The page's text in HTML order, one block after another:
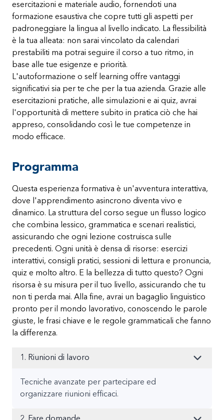
esercitazioni e materiale audio, fornendoti una
formazione esaustiva che copre tutti gli aspetti per
padroneggiare la lingua al livello indicato. La flessibilità
è la tua alleata: non sarai vincolato da calendari
prestabiliti ma potrai seguire il corso a tuo ritmo, in
base alle tue esigenze e priorità.
L'autoformazione o self learning offre vantaggi
significativi sia per te che per la tua azienda. Grazie alle
esercitazioni pratiche, alle simulazioni e ai quiz, avrai
l'opportunità di mettere subito in pratica ciò che hai
appreso, consolidando così le tue competenze in
modo efficace.
Programma
Questa esperienza formativa è un'avventura interattiva,
dove l'apprendimento asincrono diventa vivo e
dinamico. La struttura del corso segue un flusso logico
che combina lessico, grammatica e scenari realistici,
assicurando che ogni lezione costruisca sulle
precedenti. Ogni unità è densa di risorse: esercizi
interattivi, consigli pratici, sessioni di lettura e pronuncia,
quiz e molto altro. E la bellezza di tutto questo? Ogni
risorsa è su misura per il tuo livello, assicurando che tu
non ti perda mai. Alla fine, avrai un bagaglio linguistico
pronto per il mondo lavorativo, conoscendo le parole
giuste, le frasi chiave e le regole grammaticali che fanno
la differenza.
1. Riunioni di lavoro
Tecniche avanzate per partecipare ed
organizzare riunioni efficaci.